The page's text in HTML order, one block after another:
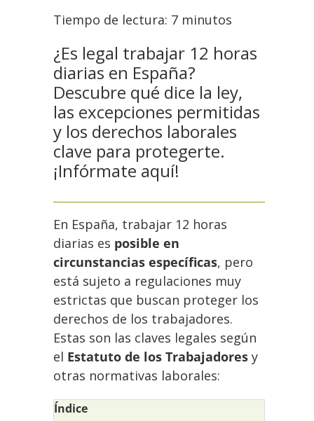
CONTACTA CON
Tiempo de lectura: 7 minutos
¿Es legal trabajar 12 horas
diarias en España?
Descubre qué dice la ley,
las excepciones permitidas
y los derechos laborales
clave para protegerte.
¡Infórmate aquí!
En España, trabajar 12 horas
diarias es posible en
circunstancias específicas, pero
está sujeto a regulaciones muy
estrictas que buscan proteger los
derechos de los trabajadores.
Estas son las claves legales según
el Estatuto de los Trabajadores y
otras normativas laborales:
Índice